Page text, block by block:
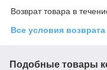
Возврат товара в
Все условия возврата
Подобные товары